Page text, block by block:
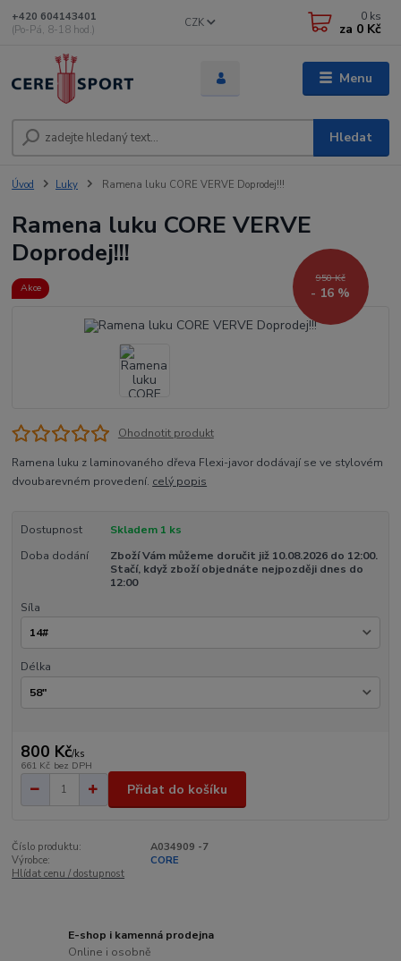
Menu
CZK
Hledat
+420 604143401
(Po-Pá, 8-18 hod.)
0 ks
za 0 Kč
Úvod Luky Ramena luku CORE VERVE Doprodej!!!
Ramena luku CORE VERVE
Doprodej!!!
Akce
950 Kč
- 16 %
Ohodnotit produkt
Ramena luku z laminovaného dřeva Flexi-javor dodávají se ve stylovém
dvoubarevném provedení. celý popis
Dostupnost
Skladem 1 ks
Doba dodání
Zboží Vám můžeme doručit již 10.08.2026 do 12:00.
Stačí, když zboží objednáte nejpozději dnes do
12:00
Síla
Délka
800 Kč/ks
661 Kč bez DPH
Přidat do košíku
Číslo produktu:
A034909 -7
Výrobce:
CORE
Hlídat cenu / dostupnost
E-shop i kamenná prodejna
Online i osobně